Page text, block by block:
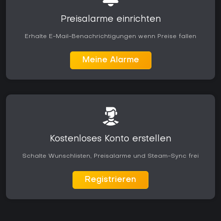
Preisalarme einrichten
Erhalte E-Mail-Benachrichtigungen wenn Preise fallen
Meine Alarme
Kostenloses Konto erstellen
Schalte Wunschlisten, Preisalarme und Steam-Sync frei
Registrieren